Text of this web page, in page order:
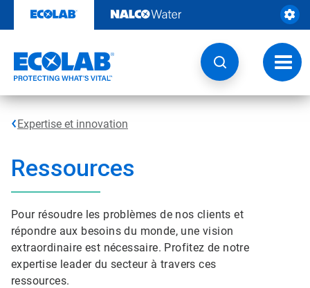
contenu
la
Expertise et innovation
Ressources
Pour résoudre les problèmes de nos clients et
répondre aux besoins du monde, une vision
extraordinaire est nécessaire. Profitez de notre
expertise leader du secteur à travers ces
ressources.